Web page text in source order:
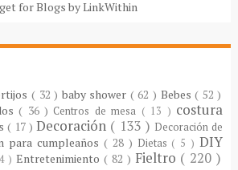
( 32 ) baby shower ( 62 ) Bebes( 52 )
( 36 ) Centros de mesa ( 13 ) costura
( 17 )Decoración ( 133 ) Decoración de
para cumpleaños( 28 ) Dietas ( 5 )DIY
)Entretenimiento ( 82 ) Fieltro ( 220 )